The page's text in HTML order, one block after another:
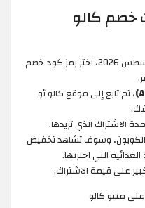
خصم كالو
من صفحة أكواد خصم كالو أغسطس 2026، اختر رمز كود خصم
، ثم تابع إلى موقع كالو أو
الاشتراك الذي تريدها.
الكوبون، وسوف تشاهد تخفيض
على قيمة الاشتراك.